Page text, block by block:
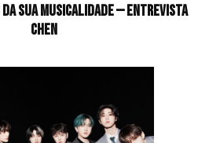
sua musicalidade — Entrevista
CHEN